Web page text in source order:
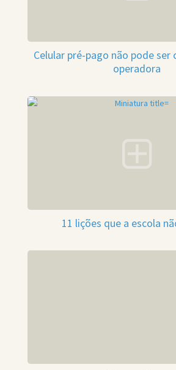
Celular pré-pago não pode ser
operadora
11 lições que a escola